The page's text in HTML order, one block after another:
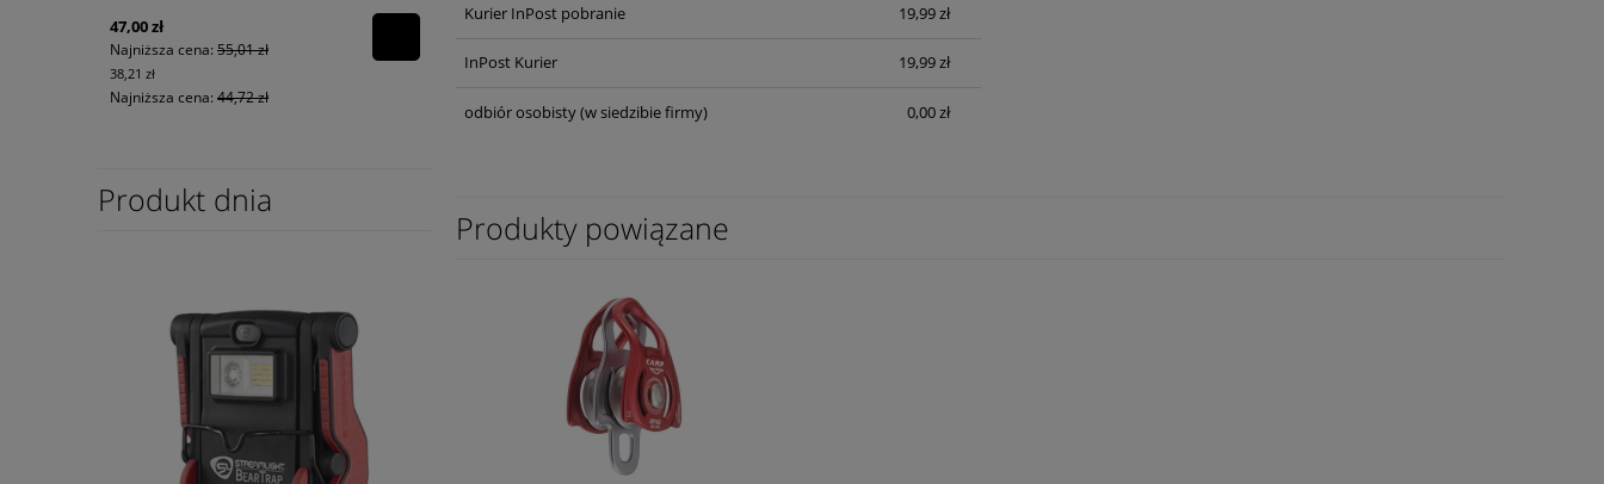
47,00 zł
Najniższa cena: 55,01 zł
38,21 zł
Najniższa cena: 44,72 zł
Produkt dnia
Kurier InPost pobranie 19,99 zł
InPost Kurier 19,99 zł
odbiór osobisty(w siedzibie firmy) 0,00 zł
Produkty powiązane